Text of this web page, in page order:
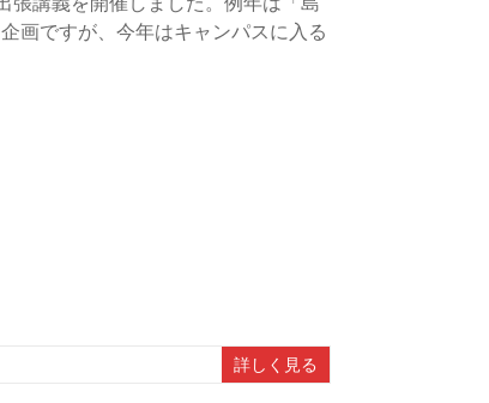
画ですが、今年はキャンパスに入る
詳しく見る